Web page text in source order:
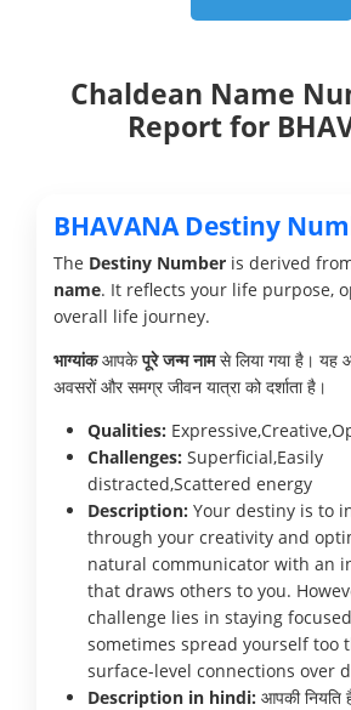
Chaldean Name
Report for
BHAVANA Destiny
The Destiny Number is derived
name. It reflects your life purpose,
overall life journey.
भाग्यांकआपकेपूरे जन्म नामसे लिया गया है। यह
अवसरों और समग्र जीवन यात्रा को दर्शाता है।
Qualities:
Challenges: Superficial,Easily
distracted,Scattered energy
Description: Your destiny is to
through your creativity and
natural communicator with an
that draws others to you.
challenge lies in staying
sometimes spread yourself too
surface-level connections over
Description in hindi: आपकी नियति